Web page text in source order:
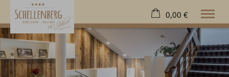
23. bis 30. August
2 Erwachsene
0,00 €
Warenkorb ist leer